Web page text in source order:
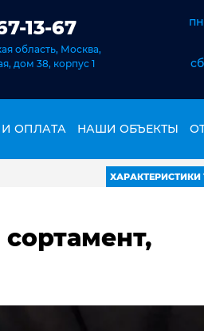
13-67
область, Москва,
дом 38, корпус 1
ОПЛАТА НАШИ ОБЪЕКТЫ
ХАРАКТЕРИСТИКИ